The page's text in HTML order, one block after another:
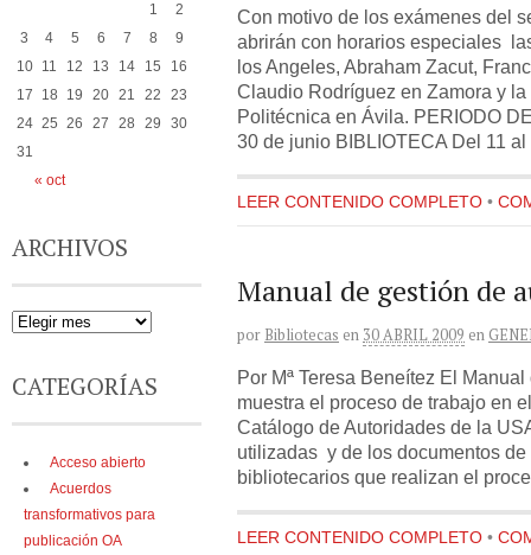
Con motivo de los exámenes del
abrirán con horarios especiales
los Angeles, Abraham Zacut,
Claudio Rodríguez en Zamora y
Politécnica en Ávila. PERIODO
30 de junio BIBLIOTECA Del 11
LEER CONTENIDO COMPLETO •
Manual de gestión de
por Bibliotecas en 30 ABRIL 2009 en
Por Mª Teresa Beneítez El
muestra el proceso de trabajo en
Catálogo de Autoridades de la
utilizadas y de los documentos
bibliotecarios que realizan el
LEER CONTENIDO COMPLETO •
« oct
1
2
3
4 5 6 7 8
9
10
11 12 13 14 15
16
17
18 19 20 21 22
23
24 25 26 27 28 29
30
31
ARCHIVOS
CATEGORÍAS
Acceso abierto
Acuerdos
transformativos para
publicación OA